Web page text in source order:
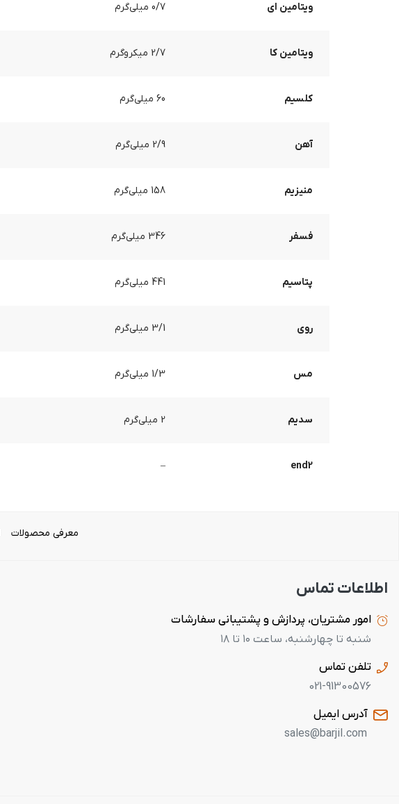
ویتامین ای 0/7 میلی‌گرم
ویتامین کا 2/7 میکروگرم
کلسیم 60 میلی‌گرم
آهن 2/9 میلی‌گرم
منیزیم 158 میلی‌گرم
فسفر 346 میلی‌گرم
پتاسیم 441 میلی‌گرم
روی 3/1 میلی‌گرم
مس 1/3 میلی‌گرم
سدیم 2 میلی‌گرم
end2
–
معرفی محصولات
اطلاعات تماس
امور مشتریان، پردازش و پشتیبانی سفارشات
شنبه تا چهارشنبه، ساعت ۱۰ تا ۱۸
تلفن تماس
021-91300576
آدرس ایمیل
sales@barjil.com